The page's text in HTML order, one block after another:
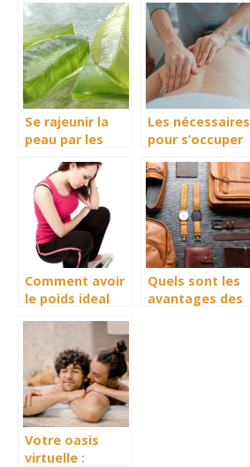
Se rajeunir la
peau par les
naturels.
Les nécessaires
pour s’occuper
de bien-être
Comment avoir
le poids ideal
Quels sont les
avantages des
Votre oasis
virtuelle :